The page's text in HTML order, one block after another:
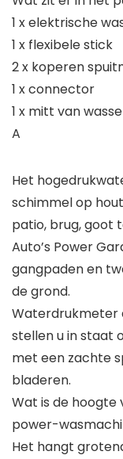
1 x elektrische
1 x flexibele stick
2 x koperen
1 x connector
1 x mitt van
A
Het
schimmel op
patio, brug, goot
Auto’s Power
gangpaden en
de grond.
Waterdrukmeter
stellen u in staat
met een zachte
bladeren.
Wat is de hoogte
power-
Het hangt